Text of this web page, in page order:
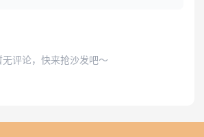
无评论，快来抢沙发吧～